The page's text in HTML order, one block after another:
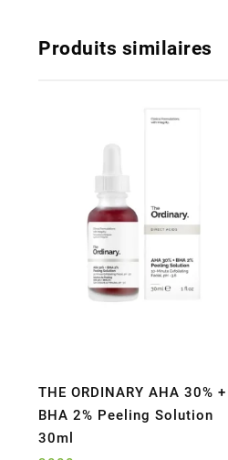
Produits similaires
THE ORDINARY AHA 30% +
BHA 2% Peeling Solution
30ml